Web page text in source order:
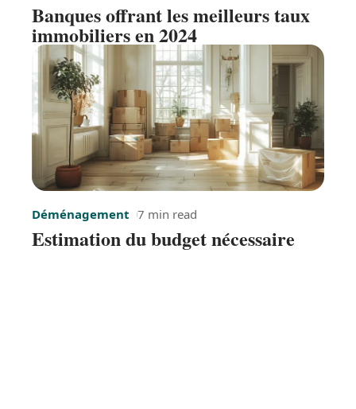
Banques offrant les meilleurs taux
immobiliers en 2024
Déménagement 7 min read
Estimation du budget nécessaire
pour un déménagement